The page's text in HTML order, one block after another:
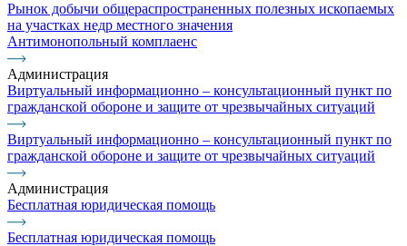
Рынок добычи общераспространенных полезных ископаемых
на участках недр местного значения
Антимонопольный комплаенс
Администрация
Виртуальный информационно – консультационный пункт по
гражданской обороне и защите от чрезвычайных ситуаций
Виртуальный информационно – консультационный пункт по
гражданской обороне и защите от чрезвычайных ситуаций
Администрация
Бесплатная юридическая помощь
Бесплатная юридическая помощь